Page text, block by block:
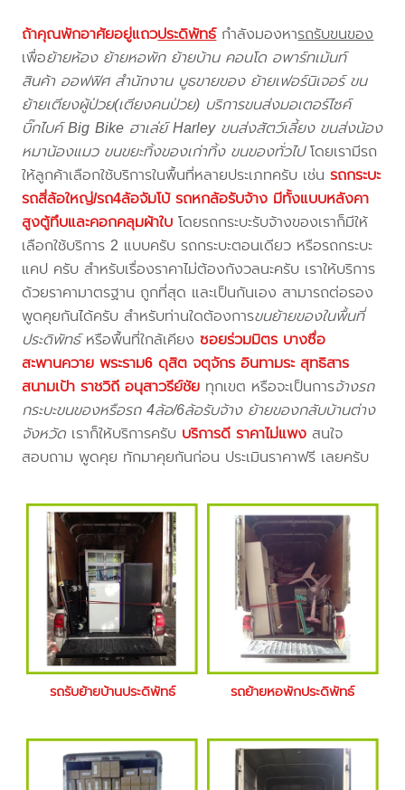
ถ้าคุณพักอาศัยอยู่แถวประดิพัทธ์กำลังมองหารถรับขนของ
เพื่อย้ายห้อง ย้ายหอพัก ย้ายบ้าน คอนโด อพาร์ทเม้นท์
สินค้า ออฟฟิศ สำนักงาน บูธขายของ ย้ายเฟอร์นิเจอร์ ขน
ย้ายเตียงผู้ป่วย(เตียงคนป่วย) บริการขนส่งมอเตอร์ไซค์
บิ๊กไบค์ Big Bike ฮาเล่ย์ Harley ขนส่งสัตว์เลี้ยง ขนส่งน้อง
หมาน้องแมว ขนขยะทิ้งของเก่าทิ้ง ขนของทั่วไปโดยเรามีรถ
ให้ลูกค้าเลือกใช้บริการในพื้นที่หลายประเภทครับ เช่นรถกระบะ
รถสี่ล้อใหญ่/รถ4ล้อจัมโบ้ รถหกล้อรับจ้าง มีทั้งแบบหลังคา
สูงตู้ทึบและคอกคลุมผ้าใบ โดยรถกระบะรับจ้างของเราก็มีให้
เลือกใช้บริการ 2 แบบครับ รถกระบะตอนเดียว หรือรถกระบะ
แคป ครับ สำหรับเรื่องราคาไม่ต้องกังวลนะครับ เราให้บริการ
ด้วยราคามาตรฐาน ถูกที่สุด และเป็นกันเอง สามารถต่อรอง
พูดคุยกันได้ครับ สำหรับท่านใดต้องการขนย้ายของในพื้นที่
ประดิพัทธ์หรือพื้นที่ใกล้เคียงซอยร่วมมิตร บางซื่อ
สะพานควาย พระราม6 ดุสิต จตุจักร อินทามระ สุทธิสาร
สนามเป้า ราชวิถี อนุสาวรีย์ชัย ทุกเขต หรือจะเป็นการจ้างรถ
กระบะขนของหรือรถ 4ล้อ/6ล้อรับจ้าง ย้ายของกลับบ้านต่าง
จังหวัด เราก็ให้บริการครับ บริการดี ราคาไม่แพง สนใจ
สอบถาม พูดคุย ทักมาคุยกันก่อน ประเมินราคาฟรี เลยครับ
รถรับย้ายบ้านประดิพัทธ์ รถย้ายหอพักประดิพัทธ์